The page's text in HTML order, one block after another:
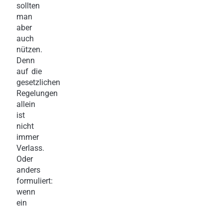
sollten
man
aber
auch
nützen.
Denn
auf die
gesetzlichen
Regelungen
allein
ist
nicht
immer
Verlass.
Oder
anders
formuliert:
wenn
ein